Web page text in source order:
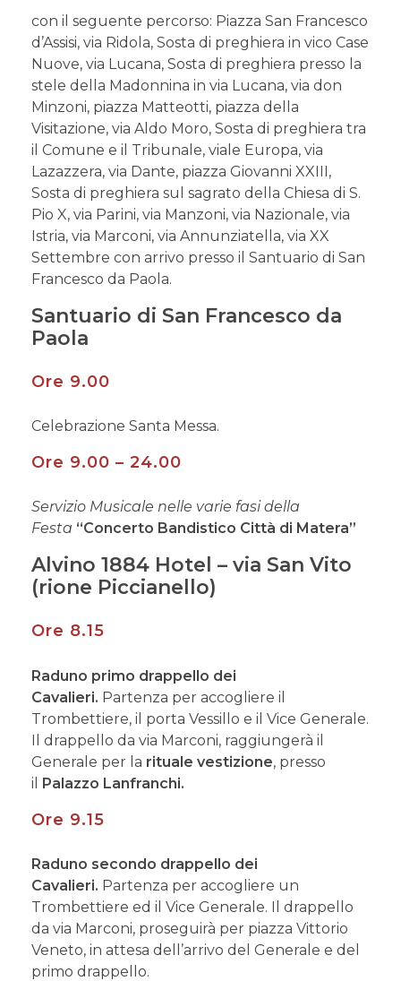
con il seguente percorso: Piazza San Francesco
d’Assisi, via Ridola, Sosta di preghiera in vico Case
Nuove, via Lucana, Sosta di preghiera presso la
stele della Madonnina in via Lucana, via don
Minzoni, piazza Matteotti, piazza della
Visitazione, via Aldo Moro, Sosta di preghiera tra
il Comune e il Tribunale, viale Europa, via
Lazazzera, via Dante, piazza Giovanni XXIII,
Sosta di preghiera sul sagrato della Chiesa di S.
Pio X, via Parini, via Manzoni, via Nazionale, via
Istria, via Marconi, via Annunziatella, via XX
Settembre con arrivo presso il Santuario di San
Francesco da Paola.
Santuario di San Francesco da
Paola
Ore 9.00
Celebrazione Santa Messa.
Ore 9.00 – 24.00
Servizio Musicale nelle varie fasi della
Festa “Concerto Bandistico Città di Matera”
Alvino 1884 Hotel – via San Vito
(rione Piccianello)
Ore 8.15
Raduno primo drappello dei
Cavalieri. Partenza per accogliere il
Trombettiere, il porta Vessillo e il Vice Generale.
Il drappello da via Marconi, raggiungerà il
Generale per la rituale vestizione, presso
il Palazzo Lanfranchi.
Ore 9.15
Raduno secondo drappello dei
Cavalieri. Partenza per accogliere un
Trombettiere ed il Vice Generale. Il drappello
da via Marconi, proseguirà per piazza Vittorio
Veneto, in attesa dell’arrivo del Generale e del
primo drappello.